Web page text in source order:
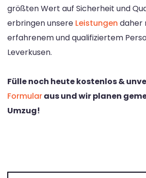
größten Wert auf Sicherheit und
erbringen unsere Leistungen daher
erfahrenem und qualifiziertem
Leverkusen.
Fülle noch heute kostenlos &
Formularaus und wir planen
Umzug!